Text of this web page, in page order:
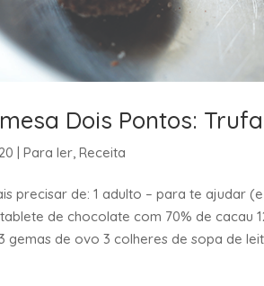
Dois Pontos:
|Para ler ,Receita
precisar de: 1 adulto – para te ajudar
tablete de chocolate com 70% de
gemas de ovo 3 colheres de sopa de